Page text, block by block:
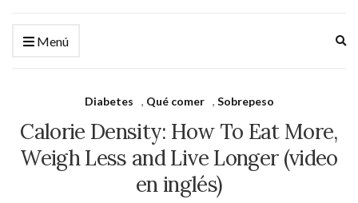
Menú
Diabetes , Qué comer , Sobrepeso
Calorie Density: How To Eat More,
Weigh Less and Live Longer (video
en inglés)